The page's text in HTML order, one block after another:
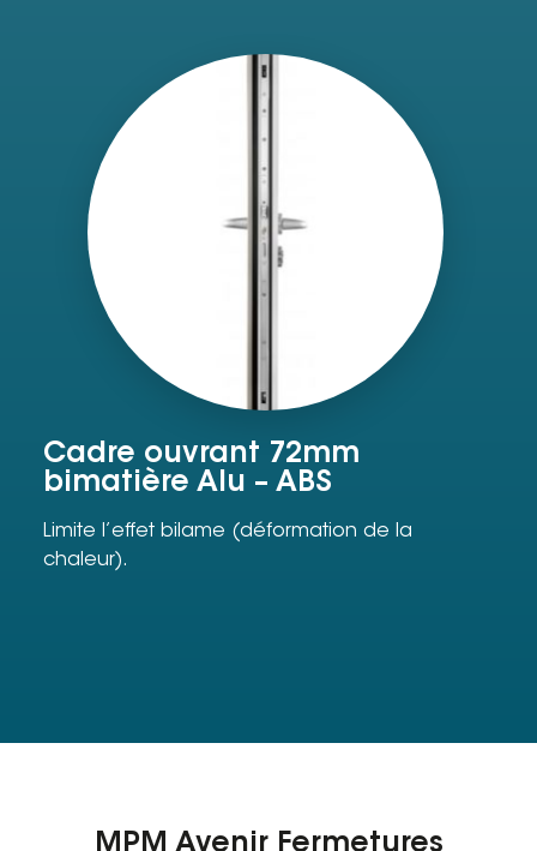
Cadre ouvrant 72mm
bimatière Alu – ABS
Limite l’effet bilame (déformation de la
chaleur).
MPM Avenir Fermetures